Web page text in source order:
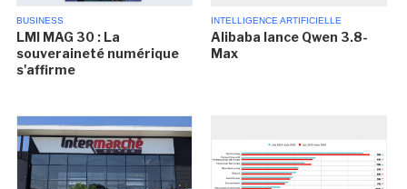
BUSINESS
LMI MAG 30 : La
souveraineté numérique
s'affirme
INTELLIGENCE ARTIFICIELLE
Alibaba lance Qwen 3.8-
Max